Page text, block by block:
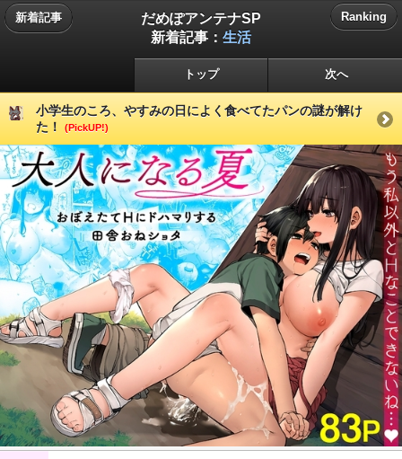
新着記事
だめぽアンテナSP
新着記事： 生活
Ranking
トップ 次へ
小学生のころ、やすみの日によく食べてたパンの謎が解け
た！
(PickUP!)